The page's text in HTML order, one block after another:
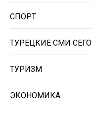
СПОРТ
ТУРЕЦКИЕ СМИ
ТУРИЗМ
ЭКОНОМИКА